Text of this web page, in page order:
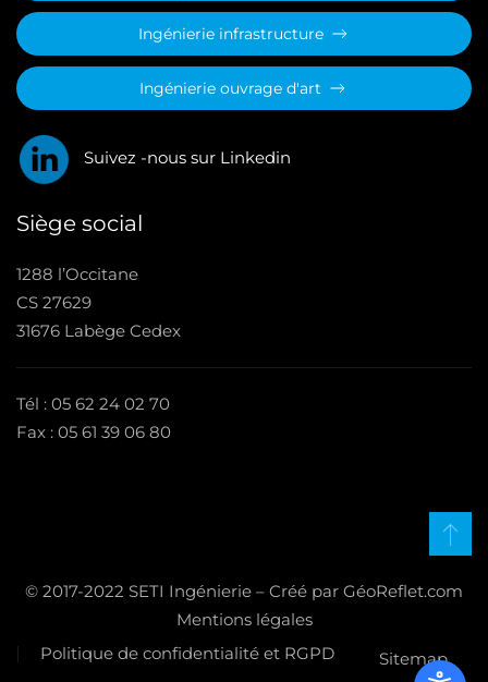
Ingénierie infrastructure
Ingénierie ouvrage d'art
Suivez -nous sur Linkedin
Siège social
1288 l’Occitane
CS 27629
31676 Labège Cedex
Tél : 05 62 24 02 70
Fax : 05 61 39 06 80
© 2017-2022 SETI Ingénierie – Créé par GéoReflet.com
Mentions légales
Politique de confidentialité et RGPD
Sitemap